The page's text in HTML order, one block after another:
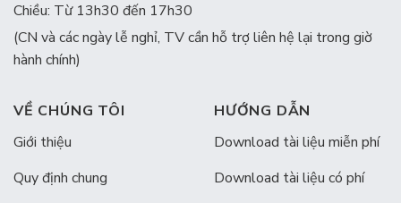
Chiều: Từ 13h30 đến 17h30
(CN và các ngày lễ nghỉ, TV cần hỗ trợ liên hệ lại trong giờ
hành chính)
VỀ CHÚNG TÔI
Giới thiệu
Quy định chung
HƯỚNG DẪN
Download tài liệu miễn phí
Download tài liệu có phí